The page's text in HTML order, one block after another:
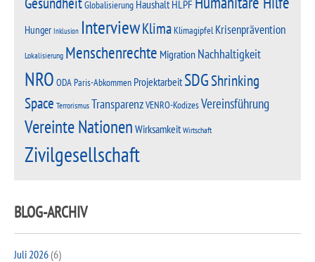
Globalisierung HaushaltHLPF
Hunger Inklusion InterviewKlimaKlimagipfel Krisenprävention
Lokalisierung Menschenrechte Migration Nachhaltigkeit
NRO ODAParis-Abkommen ProjektarbeitSDGShrinking
Space TerrorismusTransparenzVENRO-KodizesVereinsführung
Vereinte Nationen Wirksamkeit Wirtschaft
Zivilgesellschaft
BLOG-ARCHIV
Juli 2026(6)